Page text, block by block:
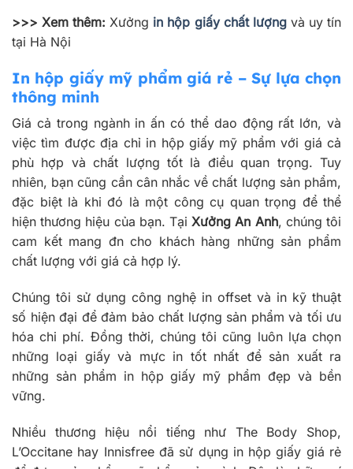
>>> Xem thêm: Xưởng in hộp giấy chất lượngvà uy tín
tại Hà Nội
In hộp giấy mỹ phẩm giá rẻ – Sự lựa chọn
thông minh
Giá cả trong ngành in ấn có thể dao động rất lớn, và
việc tìm được địa chỉ in hộp giấy mỹ phẩm với giá cả
phù hợp và chất lượng tốt là điều quan trọng. Tuy
nhiên, bạn cũng cần cân nhắc về chất lượng sản phẩm,
đặc biệt là khi đó là một công cụ quan trọng để thể
hiện thương hiệu của bạn. TạiXưởng An Anh, chúng tôi
cam kết mang đn cho khách hàng những sản phẩm
chất lượng với giá cả hợp lý.
Chúng tôi sử dụng công nghệ in offset và in kỹ thuật
số hiện đại để đảm bảo chất lượng sản phẩm và tối ưu
hóa chi phí. Đồng thời, chúng tôi cũng luôn lựa chọn
những loại giấy và mực in tốt nhất để sản xuất ra
những sản phẩm in hộp giấy mỹ phẩm đẹp và bền
vững.
Nhiều thương hiệu nổi tiếng như The Body Shop,
L’Occitane hay Innisfree đã sử dụng in hộp giấy giá rẻ